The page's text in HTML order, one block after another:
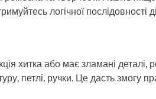
логічної послідовності
хитка або має зламані деталі,
петлі, ручки. Це дасть змогу